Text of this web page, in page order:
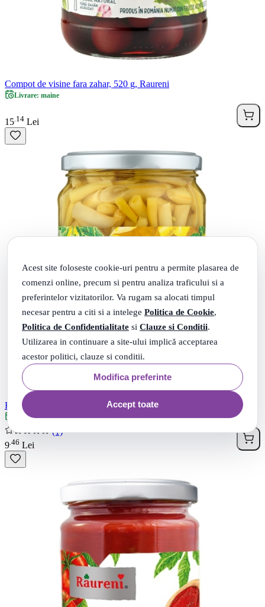
Acest site foloseste cookie-uri pentru a permite plasarea de
comenzi online, precum si pentru analiza traficului si a
preferintelor vizitatorilor. Va rugam sa alocati timpul
necesar pentru a citi si a intelege Politica de Cookie,
Politica de Confidentialitate si Clauze si Conditii.
Utilizarea in continuare a site-ului implică acceptarea
acestor politici, clauze si conditii.
Modifica preferinte
Accept toate
Compot de visine fara zahar, 520 g, Raureni
Livrare: maine
15 14 Lei
Raureni Fasole pastai galbena taiata, 720 g
Livrare: maine
(1)
9 46 Lei